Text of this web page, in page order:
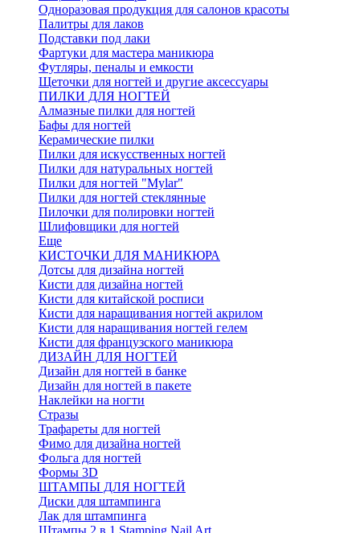
Одноразовая продукция для салонов красоты
Палитры для лаков
Подставки под лаки
Фартуки для мастера маникюра
Футляры, пеналы и емкости
Щеточки для ногтей и другие аксессуары
ПИЛКИ ДЛЯ НОГТЕЙ
Алмазные пилки для ногтей
Бафы для ногтей
Керамические пилки
Пилки для искусственных ногтей
Пилки для натуральных ногтей
Пилки для ногтей "Mylar"
Пилки для ногтей стеклянные
Пилочки для полировки ногтей
Шлифовщики для ногтей
Еще
КИСТОЧКИ ДЛЯ МАНИКЮРА
Дотсы для дизайна ногтей
Кисти для дизайна ногтей
Кисти для китайской росписи
Кисти для наращивания ногтей акрилом
Кисти для наращивания ногтей гелем
Кисти для французского маникюра
ДИЗАЙН ДЛЯ НОГТЕЙ
Дизайн для ногтей в банке
Дизайн для ногтей в пакете
Наклейки на ногти
Стразы
Трафареты для ногтей
Фимо для дизайна ногтей
Фольга для ногтей
Формы 3D
ШТАМПЫ ДЛЯ НОГТЕЙ
Диски для штампинга
Лак для штампинга
Штампы 2 в 1 Stamping Nail Art